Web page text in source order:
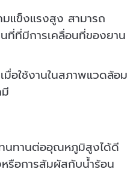
มแข็งแรงสูง สามารถ
ที่ที่มีการเคลื่อนที่ของยาน
อใช้งานในสภาพแวดล้อม
นทานต่ออุณหภูมิสูงได้ดี
อการสัมผัสกับน้ำร้อน